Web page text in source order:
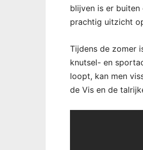
blijven is er buiten
prachtig uitzicht
Tijdens de zomer
knutsel- en
loopt, kan men
de Vis en de